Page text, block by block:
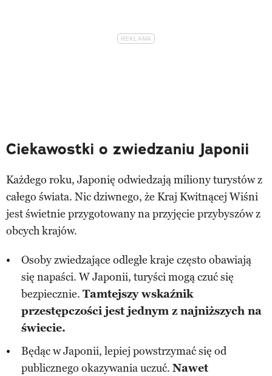
Ciekawostki o zwiedzaniu Japonii
Każdego roku, Japonię odwiedzają miliony turystów z
całego świata. Nic dziwnego, że Kraj Kwitnącej Wiśni
jest świetnie przygotowany na przyjęcie przybyszów z
obcych krajów.
Osoby zwiedzające odległe kraje często obawiają
się napaści. W Japonii, turyści mogą czuć się
bezpiecznie. Tamtejszy wskaźnik
przestępczości jest jednym z najniższych na
świecie.
Będąc w Japonii, lepiej powstrzymać się od
publicznego okazywania uczuć. Nawet